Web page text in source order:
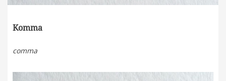
Komma
comma